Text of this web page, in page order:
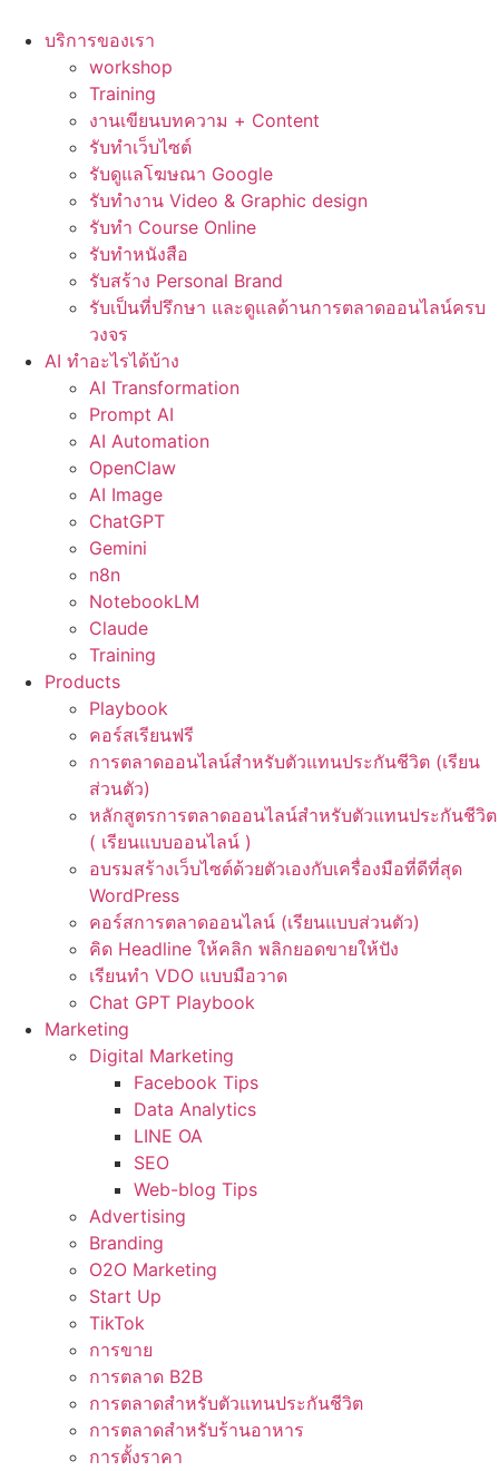
บริการของเรา
workshop
Training
งานเขียนบทความ + Content
รับทำเว็บไซต์
รับดูแลโฆษณา Google
รับทำงาน Video & Graphic design
รับทำ Course Online
รับทำหนังสือ
รับสร้าง Personal Brand
รับเป็นที่ปรึกษา และดูแลด้านการตลาดออนไลน์ครบ
วงจร
AI ทำอะไรได้บ้าง
AI Transformation
Prompt AI
AI Automation
OpenClaw
AI Image
ChatGPT
Gemini
n8n
NotebookLM
Claude
Training
Products
Playbook
คอร์สเรียนฟรี
การตลาดออนไลน์สำหรับตัวแทนประกันชีวิต (เรียน
ส่วนตัว)
หลักสูตรการตลาดออนไลน์สำหรับตัวแทนประกันชีวิต
( เรียนแบบออนไลน์ )
อบรมสร้างเว็บไซต์ด้วยตัวเองกับเครื่องมือที่ดีที่สุด
WordPress
คอร์สการตลาดออนไลน์ (เรียนแบบส่วนตัว)
คิด Headline ให้คลิก พลิกยอดขายให้ปัง
เรียนทำ VDO แบบมือวาด
Chat GPT Playbook
Marketing
Digital Marketing
Facebook Tips
Data Analytics
LINE OA
SEO
Web-blog Tips
Advertising
Branding
O2O Marketing
Start Up
TikTok
การขาย
การตลาด B2B
การตลาดสำหรับตัวแทนประกันชีวิต
การตลาดสำหรับร้านอาหาร
การตั้งราคา